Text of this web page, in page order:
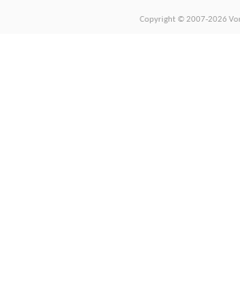
Copyright © 2007-2026